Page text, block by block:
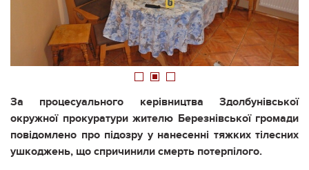
1 2 3
За процесуального керівництва Здолбунівської
окружної прокуратури жителю Березнівської громади
повідомлено про підозру у нанесенні тяжких тілесних
ушкоджень, що спричинили смерть потерпілого.